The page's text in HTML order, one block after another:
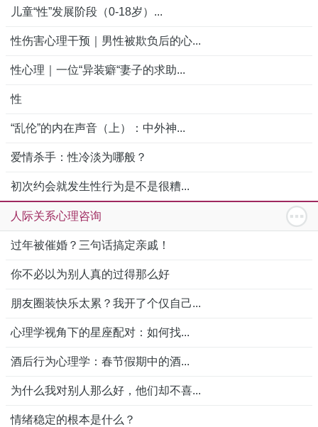
儿童“性”发展阶段（0-18岁）...
性伤害心理干预｜男性被欺负后的心...
性心理｜一位“异装癖“妻子的求助...
性
“乱伦”的内在声音（上）：中外神...
爱情杀手：性冷淡为哪般？
初次约会就发生性行为是不是很糟...
人际关系心理咨询
过年被催婚？三句话搞定亲戚！
你不必以为别人真的过得那么好
朋友圈装快乐太累？我开了个仅自己...
心理学视角下的星座配对：如何找...
酒后行为心理学：春节假期中的酒...
为什么我对别人那么好，他们却不喜...
情绪稳定的根本是什么？